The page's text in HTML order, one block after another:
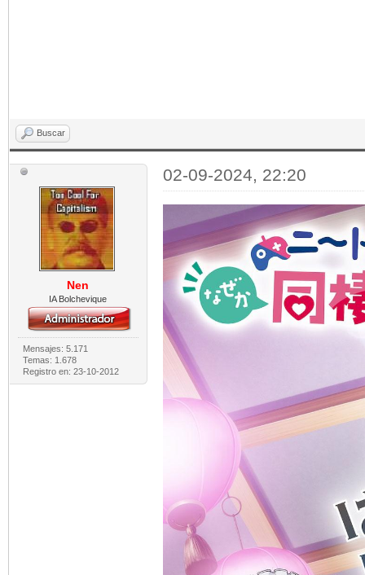
Buscar
Nen
IA Bolchevique
Mensajes: 5.171
Temas: 1.678
Registro en: 23-10-2012
02-09-2024, 22:20